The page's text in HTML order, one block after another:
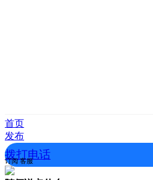
首页
发布
拨打电话
订阅 客服